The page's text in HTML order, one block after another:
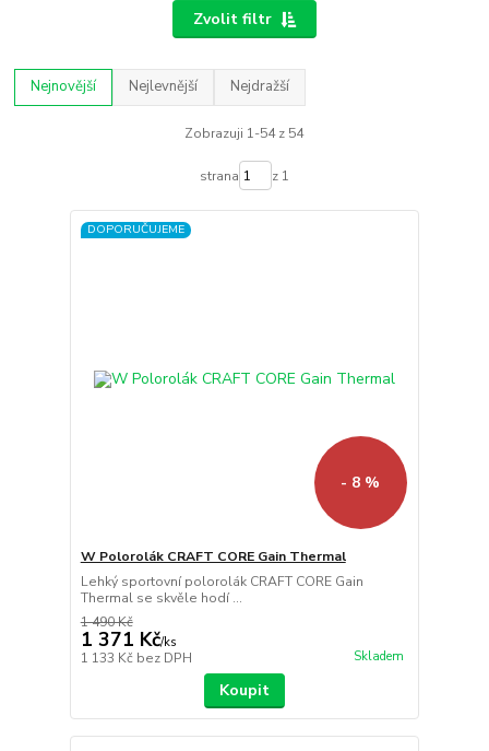
Zvolit filtr
Nejnovější Nejlevnější Nejdražší
Zobrazuji 1-54 z 54
strana z 1
DOPORUČUJEME
- 8 %
W Polorolák CRAFT CORE Gain Thermal
Lehký sportovní polorolák CRAFT CORE Gain
Thermal se skvěle hodí ...
1 490 Kč
1 371 Kč/ks
1 133 Kč bez DPH Skladem
Koupit